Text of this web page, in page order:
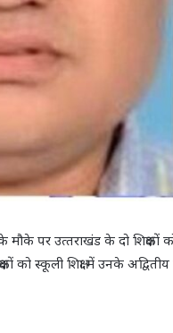
पर उत्‍तराखंड के दो शिक्षकों
को स्कूली शिक्षा में उनके अद्वितीय